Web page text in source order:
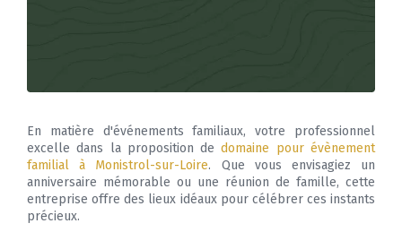
En matière d'événements familiaux, votre professionnel
excelle dans la proposition dedomaine pour évènement
familial à Monistrol-sur-Loire. Que vous envisagiez un
anniversaire mémorable ou une réunion de famille, cette
entreprise offre des lieux idéaux pour célébrer ces instants
précieux.